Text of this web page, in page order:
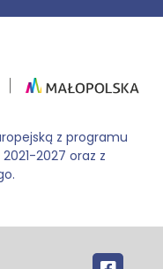
z programu
2027 oraz z